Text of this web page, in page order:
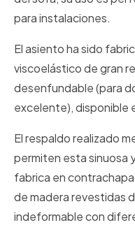
para instalaciones.
El asiento ha sido
viscoelástico de gran
desenfundable (para
excelente), disponible
El respaldo realizado
permiten esta sinuosa
fabrica en
de madera revestidas
indeformable con